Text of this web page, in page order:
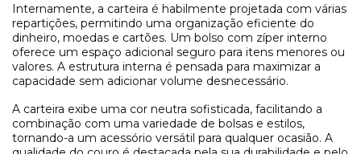
Internamente, a carteira é habilmente projetada com várias
repartições, permitindo uma organização eficiente do
dinheiro, moedas e cartões. Um bolso com zíper interno
oferece um espaço adicional seguro para itens menores ou
valores. A estrutura interna é pensada para maximizar a
capacidade sem adicionar volume desnecessário.
A carteira exibe uma cor neutra sofisticada, facilitando a
combinação com uma variedade de bolsas e estilos,
tornando-a um acessório versátil para qualquer ocasião. A